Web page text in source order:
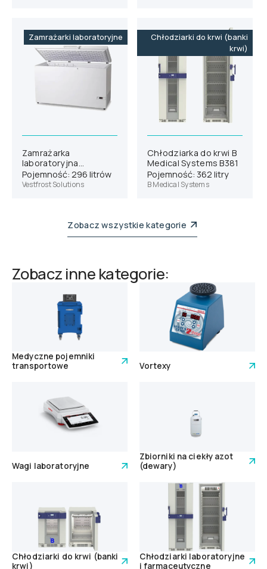
Zamrażarki laboratoryjne
Zamrażarka
laboratoryjna
Vestfrost VT 306
Pojemność: 296 litrów
Vestfrost Solutions
Chłodziarki do krwi (banki
krwi)
Chłodziarka do krwi B
Medical Systems B381
Pojemność: 362 litry
B Medical Systems
Zobacz wszystkie kategorie
Zobacz inne kategorie:
Medyczne pojemniki
transportowe
Vortexy
Wagi laboratoryjne
Zbiorniki na ciekły azot
(dewary)
Chłodziarki do krwi (banki
krwi)
Chłodziarki laboratoryjne
i farmaceutyczne